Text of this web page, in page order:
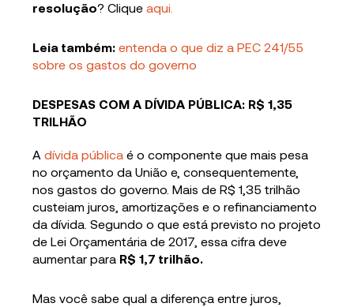
resolução? Cliqueaqui.
Leia também: entenda o que diz a PEC 241/55
sobre os gastos do governo
DESPESAS COM A DÍVIDA PÚBLICA: R$ 1,35
TRILHÃO
Adívida pública é o componente que mais pesa
no orçamento da União e, consequentemente,
nos gastos do governo. Mais de R$ 1,35 trilhão
custeiam juros, amortizações e o refinanciamento
da dívida. Segundo o que está previsto no projeto
de Lei Orçamentária de 2017, essa cifra deve
aumentar para R$ 1,7 trilhão.
Mas você sabe qual a diferença entre juros,